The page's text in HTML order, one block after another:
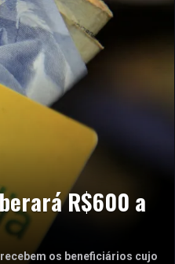
R$600 a
os beneficiários cujo